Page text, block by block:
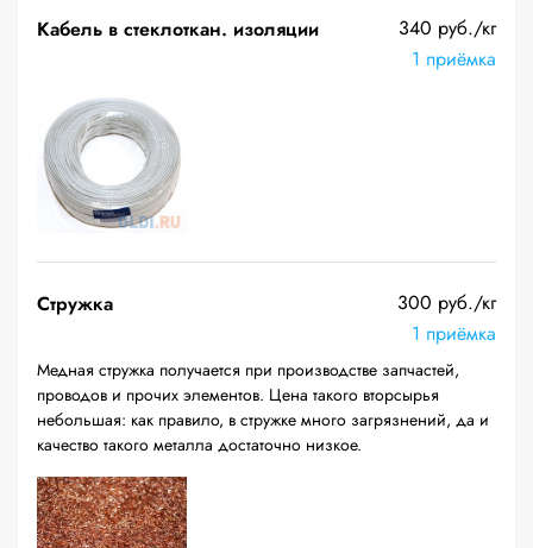
Кабель в стеклоткан. изоляции
340 руб./кг
1 приёмка
Стружка
300 руб./кг
1 приёмка
Медная стружка получается при производстве запчастей,
проводов и прочих элементов. Цена такого вторсырья
небольшая: как правило, в стружке много загрязнений, да и
качество такого металла достаточно низкое.